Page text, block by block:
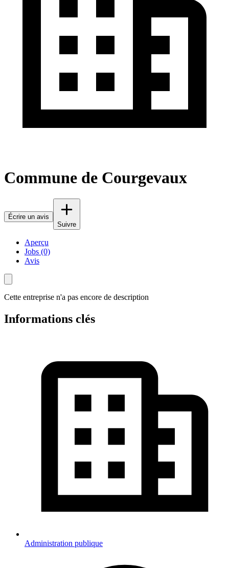
Commune de Courgevaux
Écrire un avis
Suivre
Aperçu
Jobs (0)
Avis
Cette entreprise n'a pas encore de description
Informations clés
Administration publique